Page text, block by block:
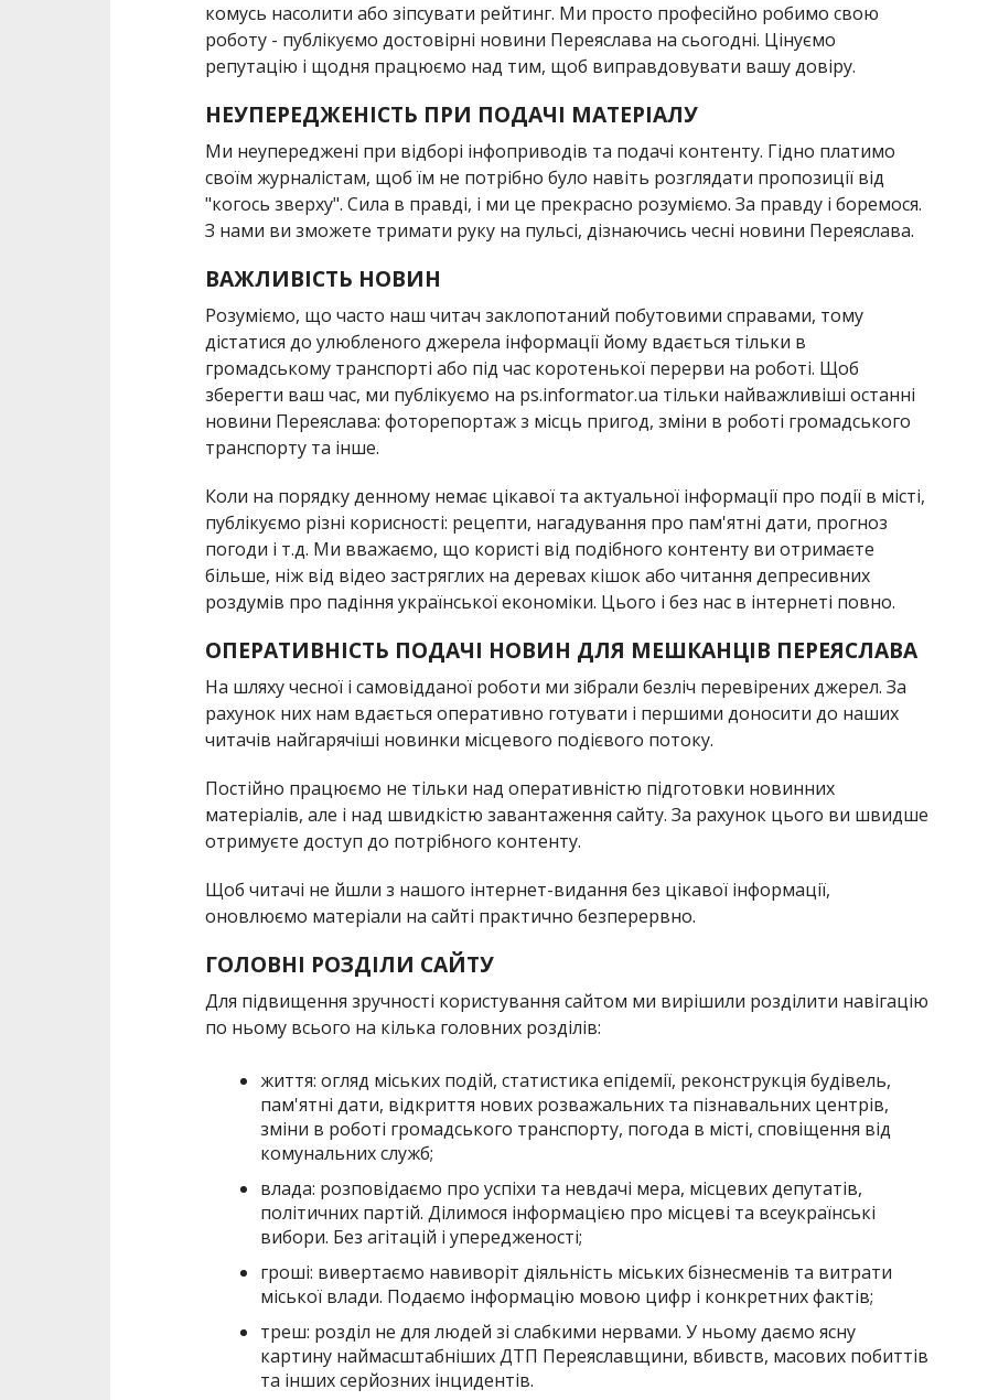
комусь насолити або зіпсувати рейтинг. Ми просто професійно робимо свою
роботу - публікуємо достовірні новини Переяслава на сьогодні. Цінуємо
репутацію і щодня працюємо над тим, щоб виправдовувати вашу довіру.
НЕУПЕРЕДЖЕНІСТЬ ПРИ ПОДАЧІ МАТЕРІАЛУ
Ми неупереджені при відборі інфоприводів та подачі контенту. Гідно платимо
своїм журналістам, щоб їм не потрібно було навіть розглядати пропозиції від
"когось зверху". Сила в правді, і ми це прекрасно розуміємо. За правду і боремося.
З нами ви зможете тримати руку на пульсі, дізнаючись чесні новини Переяслава.
ВАЖЛИВІСТЬ НОВИН
Розуміємо, що часто наш читач заклопотаний побутовими справами, тому
дістатися до улюбленого джерела інформації йому вдається тільки в
громадському транспорті або під час коротенької перерви на роботі. Щоб
зберегти ваш час, ми публікуємо на ps.informator.ua тільки найважливіші останні
новини Переяслава: фоторепортаж з місць пригод, зміни в роботі громадського
транспорту та інше.
Коли на порядку денному немає цікавої та актуальної інформації про події в місті,
публікуємо різні корисності: рецепти, нагадування про пам'ятні дати, прогноз
погоди і т.д. Ми вважаємо, що користі від подібного контенту ви отримаєте
більше, ніж від відео застряглих на деревах кішок або читання депресивних
роздумів про падіння української економіки. Цього і без нас в інтернеті повно.
ОПЕРАТИВНІСТЬ ПОДАЧІ НОВИН ДЛЯ МЕШКАНЦІВ ПЕРЕЯСЛАВА
На шляху чесної і самовідданої роботи ми зібрали безліч перевірених джерел. За
рахунок них нам вдається оперативно готувати і першими доносити до наших
читачів найгарячіші новинки місцевого подієвого потоку.
Постійно працюємо не тільки над оперативністю підготовки новинних
матеріалів, але і над швидкістю завантаження сайту. За рахунок цього ви швидше
отримуєте доступ до потрібного контенту.
Щоб читачі не йшли з нашого інтернет-видання без цікавої інформації,
оновлюємо матеріали на сайті практично безперервно.
ГОЛОВНІ РОЗДІЛИ САЙТУ
Для підвищення зручності користування сайтом ми вирішили розділити навігацію
по ньому всього на кілька головних розділів:
життя: огляд міських подій, статистика епідемії, реконструкція будівель,
пам'ятні дати, відкриття нових розважальних та пізнавальних центрів,
зміни в роботі громадського транспорту, погода в місті, сповіщення від
комунальних служб;
влада: розповідаємо про успіхи та невдачі мера, місцевих депутатів,
політичних партій. Ділимося інформацією про місцеві та всеукраїнські
вибори. Без агітацій і упередженості;
гроші: вивертаємо навиворіт діяльність міських бізнесменів та витрати
міської влади. Подаємо інформацію мовою цифр і конкретних фактів;
треш: розділ не для людей зі слабкими нервами. У ньому даємо ясну
картину наймасштабніших ДТП Переяславщини, вбивств, масових побиттів
та інших серйозних інцидентів.